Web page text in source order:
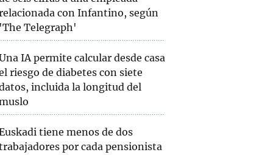
con Infantino, según
Telegraph'
IA permite calcular desde casa
riesgo de diabetes con siete
incluida la longitud del
tiene menos de dos
por cada pensionista